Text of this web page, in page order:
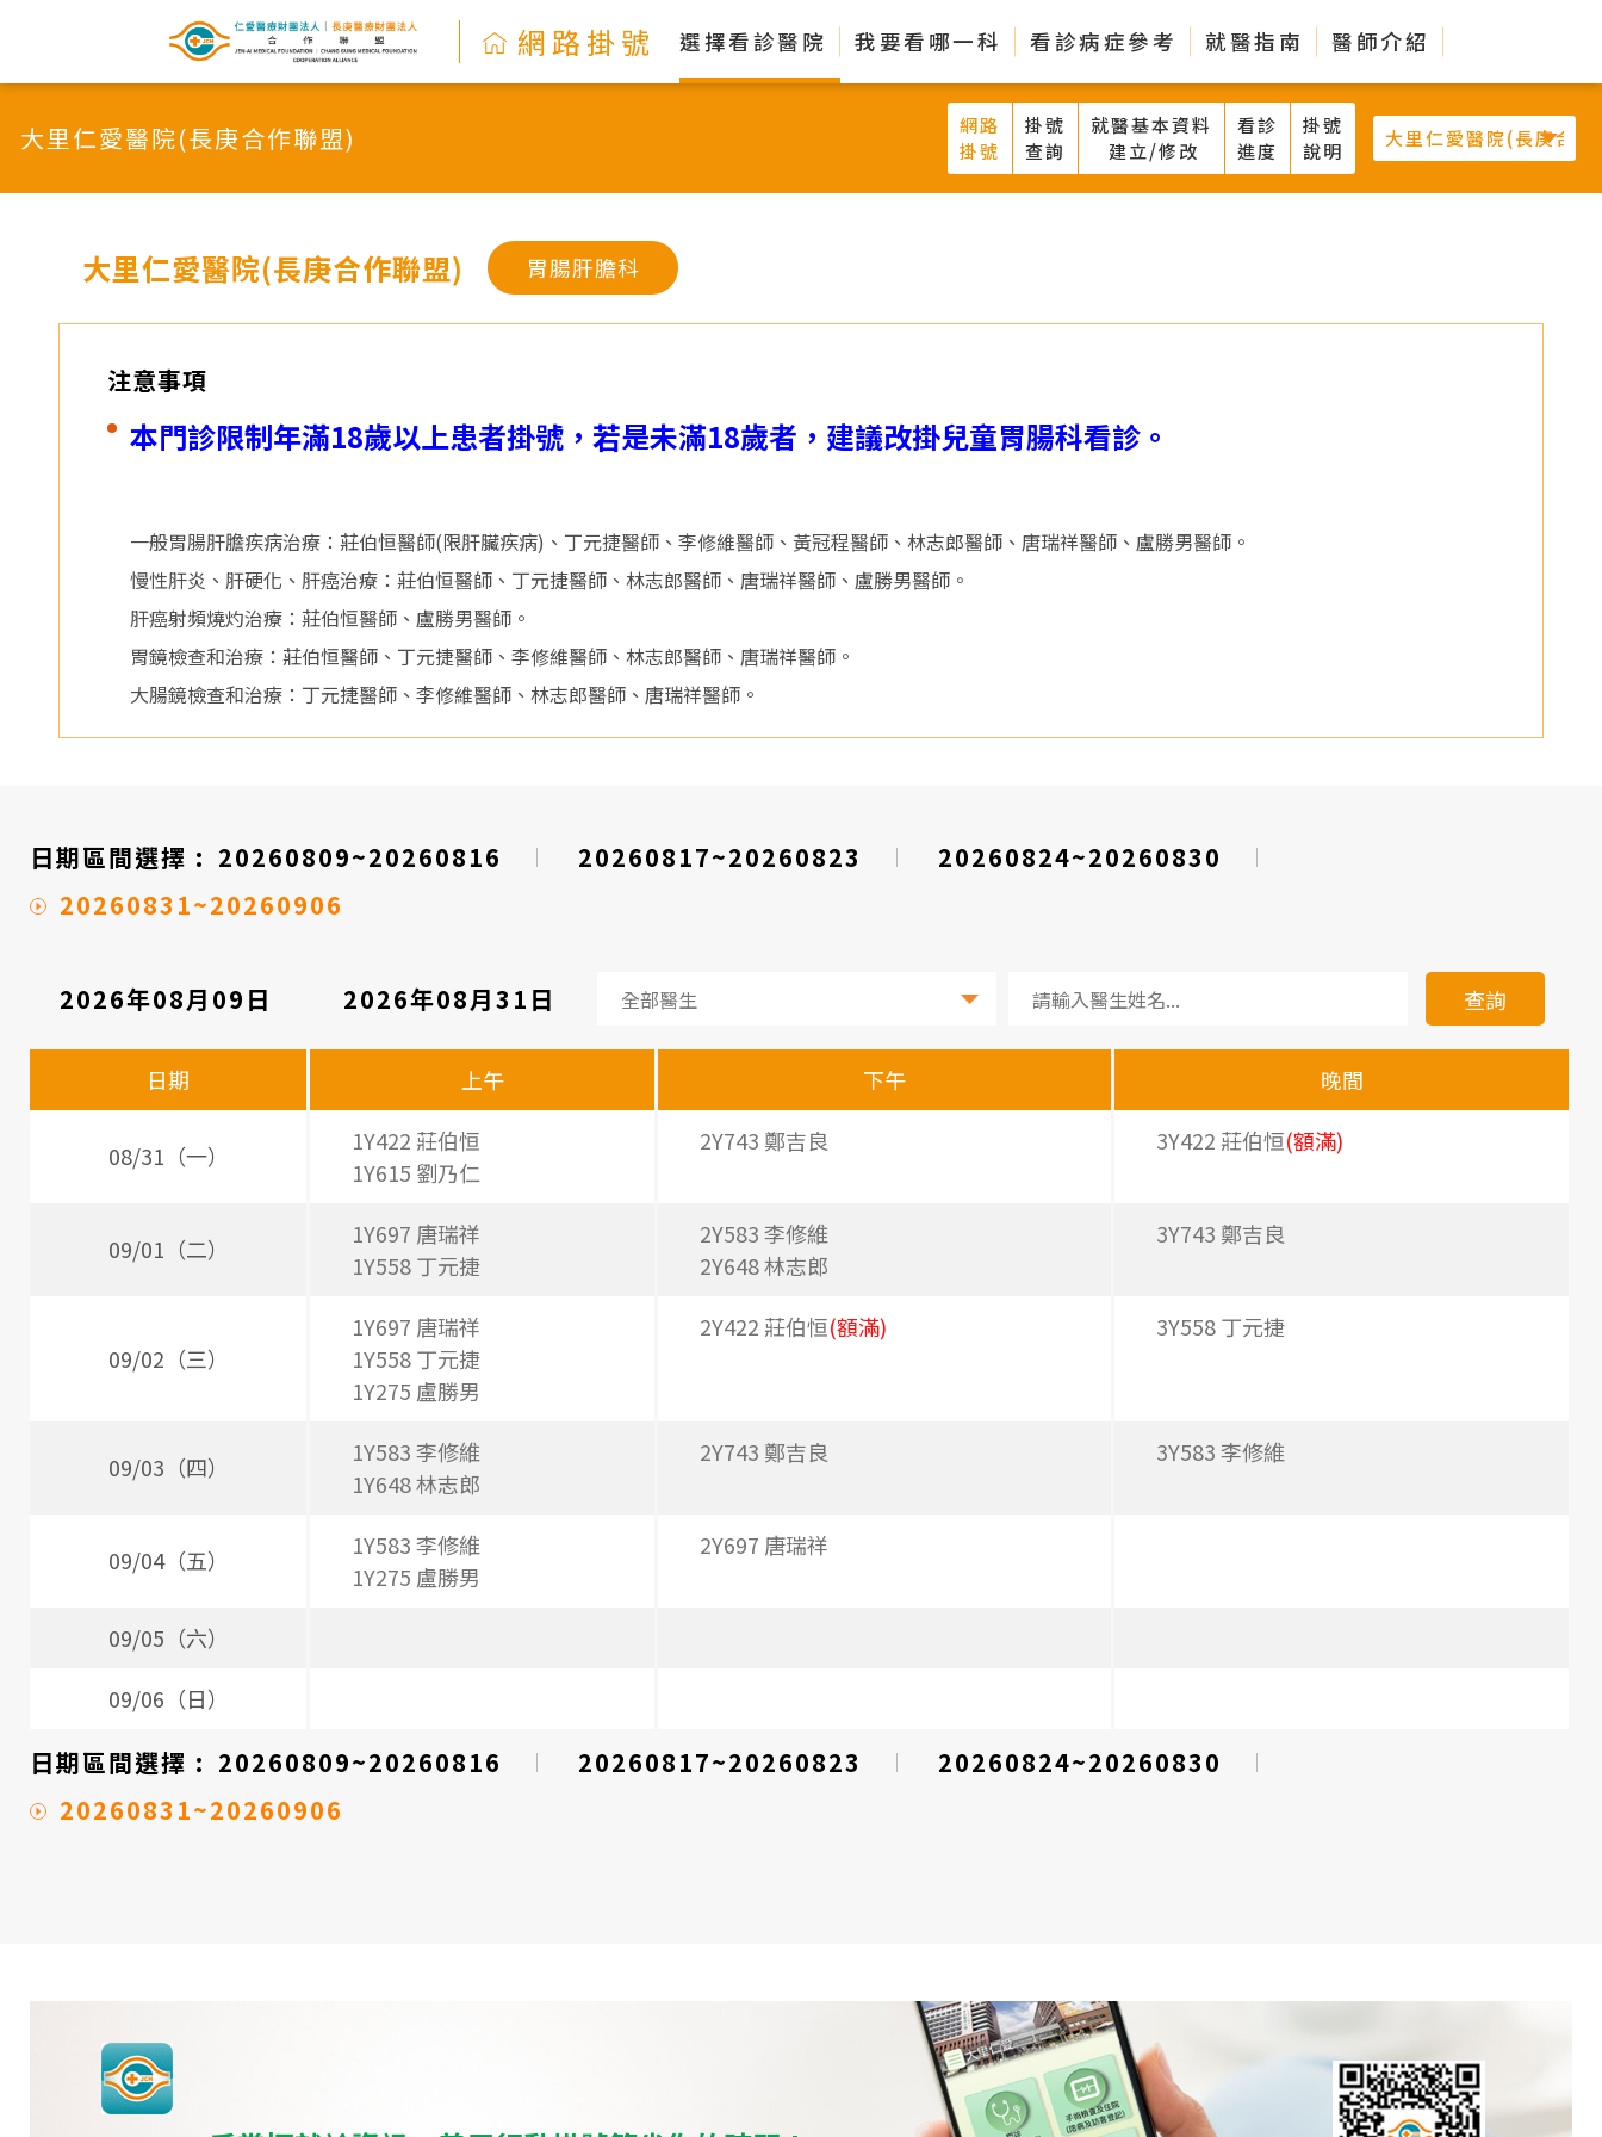
網
路
掛
號
系
統
-
仁
醫
院
網路掛號 選擇看診醫院 我要看哪一科 看診病症參考 就醫指南 醫師介紹
大里仁愛醫院(長庚合作聯盟)
網路
掛號
掛號
查詢
就醫基本資料
建立/修改
看診
進度
掛號
說明
大里仁愛醫院(長庚合作聯盟) 胃腸肝膽科
注意事項
本門診限制年滿18歲以上患者掛號，若是未滿18歲者，建議改掛兒童胃腸科看診。
一般胃腸肝膽疾病治療：莊伯恒醫師(限肝臟疾病)、丁元捷醫師、李修維醫師、黃冠程醫師、林志郎醫師、唐瑞祥醫師、盧勝男醫師。
慢性肝炎、肝硬化、肝癌治療：莊伯恒醫師、丁元捷醫師、林志郎醫師、唐瑞祥醫師、盧勝男醫師。
肝癌射頻燒灼治療：莊伯恒醫師、盧勝男醫師。
胃鏡檢查和治療：莊伯恒醫師、丁元捷醫師、李修維醫師、林志郎醫師、唐瑞祥醫師。
大腸鏡檢查和治療：丁元捷醫師、李修維醫師、林志郎醫師、唐瑞祥醫師。
日期區間選擇 : 20260809~20260816 20260817~20260823
20260824~20260830
20260831~20260906
2026年08月09日 2026年08月31日
診
醫
查詢
日期 上午 下午 晚間
08/31（一）
1Y422 莊伯恒
1Y615 劉乃仁
2Y743 鄭吉良 3Y422 莊伯恒(額滿)
09/01（二）
1Y697 唐瑞祥
1Y558 丁元捷
2Y583 李修維
2Y648 林志郎
3Y743 鄭吉良
09/02（三）
1Y697 唐瑞祥
1Y558 丁元捷
1Y275 盧勝男
2Y422 莊伯恒(額滿) 3Y558 丁元捷
09/03（四）
1Y583 李修維
1Y648 林志郎
2Y743 鄭吉良 3Y583 李修維
09/04（五）
1Y583 李修維
1Y275 盧勝男
2Y697 唐瑞祥
09/05（六）
09/06（日）
日期區間選擇 : 20260809~20260816 20260817~20260823
20260824~20260830
20260831~20260906